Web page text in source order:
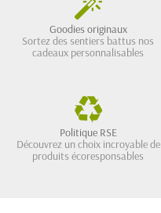
Goodies originaux
Sortez des sentiers battus nos
cadeaux personnalisables
Politique RSE
Découvrez un choix incroyable de
produits écoresponsables